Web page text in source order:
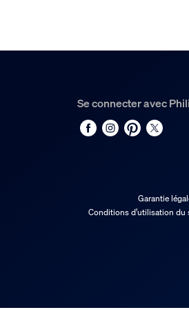
25 000
Intensité réglable
Oui
LED intégrée
Non
Se connecter avec
Garantie
Conditions d’utilisation du